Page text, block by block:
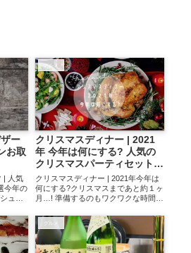
ー
お取
| 人気
今年の
ュト
かっ
してみ
に
グルメ
クリスマスディナー | 2021
年 今年は何にする? 人気の
クリスマスパーティセットや
スイーツを比較
クリスマスディナー | 2021年今年は
何にする?クリスマスまであと約１ヶ
月…! 準備するのもワクワクな時間の
に今年のクリスマスディナーは何に
しようかな～? と相談しているとこ
ろです。そこでお買い物メモとし
て...
グルメ